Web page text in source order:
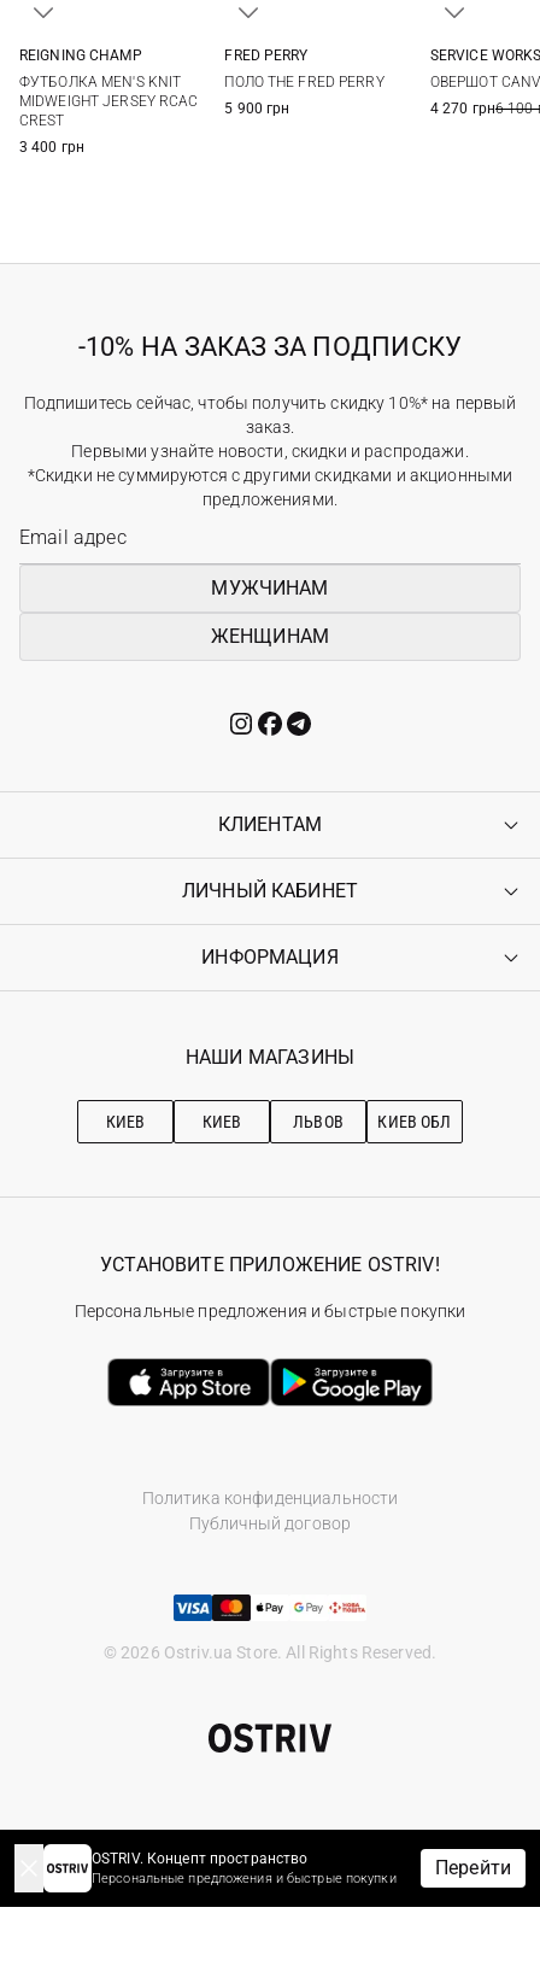
REIGNING CHAMP
ФУТБОЛКА MEN'S KNIT
MIDWEIGHT JERSEY RCAC
CREST
3 400 грн
FRED PERRY
ПОЛО THE FRED PERRY
5 900 грн
SERVICE
ОВЕРШОТ
4 270 грн6 100
-10% НА ЗАКАЗ ЗА ПОДПИСКУ
Подпишитесь сейчас, чтобы получить скидку 10%* на первый
заказ.
Первыми узнайте новости, скидки и распродажи.
*Скидки не суммируются с другими скидками и акционными
предложениями.
МУЖЧИНАМ
ЖЕНЩИНАМ
КЛИЕНТАМ
Контакты
Возврат
Гарантия
ЛИЧНЫЙ КАБИНЕТ
Войти
Ostriv Club+
ИНФОРМАЦИЯ
Наши магазини
Рекомендации по уходу
НАШИ МАГАЗИНЫ
КИЕВ КИЕВ ЛЬВОВ КИЕВ ОБЛ
Политика конфиденциальности
Публичный договор
© 2026 Ostriv.ua Store. All Rights Reserved.
УСТАНОВИТЕ ПРИЛОЖЕНИЕ OSTRIV!
Персональные предложения и быстрые покупки
OSTRIV. Концепт пространство
Персональные предложения и быстрые покупки Перейти